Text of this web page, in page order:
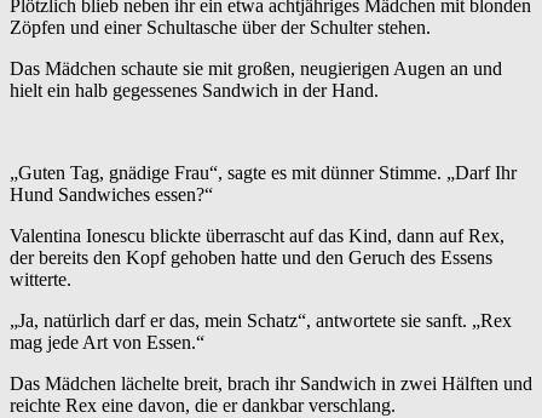
Plötzlich blieb neben ihr ein etwa achtjähriges Mädchen mit blonden
Zöpfen und einer Schultasche über der Schulter stehen.
Das Mädchen schaute sie mit großen, neugierigen Augen an und
hielt ein halb gegessenes Sandwich in der Hand.
„Guten Tag, gnädige Frau“, sagte es mit dünner Stimme. „Darf Ihr
Hund Sandwiches essen?“
Valentina Ionescu blickte überrascht auf das Kind, dann auf Rex,
der bereits den Kopf gehoben hatte und den Geruch des Essens
witterte.
„Ja, natürlich darf er das, mein Schatz“, antwortete sie sanft. „Rex
mag jede Art von Essen.“
Das Mädchen lächelte breit, brach ihr Sandwich in zwei Hälften und
reichte Rex eine davon, die er dankbar verschlang.